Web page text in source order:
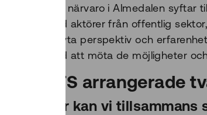
PTS närvaro i Almedalen
med aktörer från offentlig
utbyta perspektiv och
med att möta de möjligheter
PTS arrangerade
Hur kan vi